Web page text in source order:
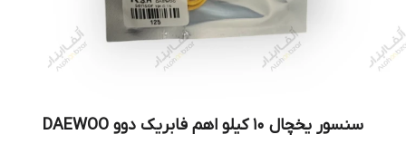
سنسور یخچال 10 کیلو اهم فابریک دوو DAEWOO